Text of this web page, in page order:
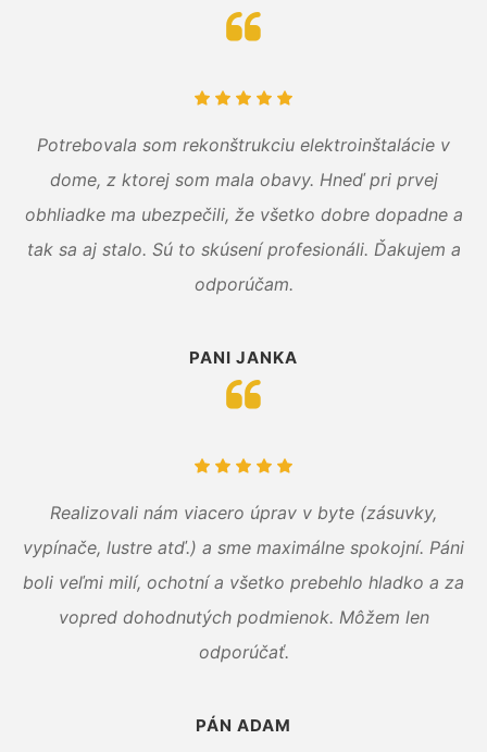
Potrebovala som rekonštrukciu elektroinštalácie v
dome, z ktorej som mala obavy. Hneď pri prvej
obhliadke ma ubezpečili, že všetko dobre dopadne a
tak sa aj stalo. Sú to skúsení profesionáli. Ďakujem a
odporúčam.
PANI JANKA
Realizovali nám viacero úprav v byte (zásuvky,
vypínače, lustre atď.) a sme maximálne spokojní. Páni
boli veľmi milí, ochotní a všetko prebehlo hladko a za
vopred dohodnutých podmienok. Môžem len
odporúčať.
PÁN ADAM